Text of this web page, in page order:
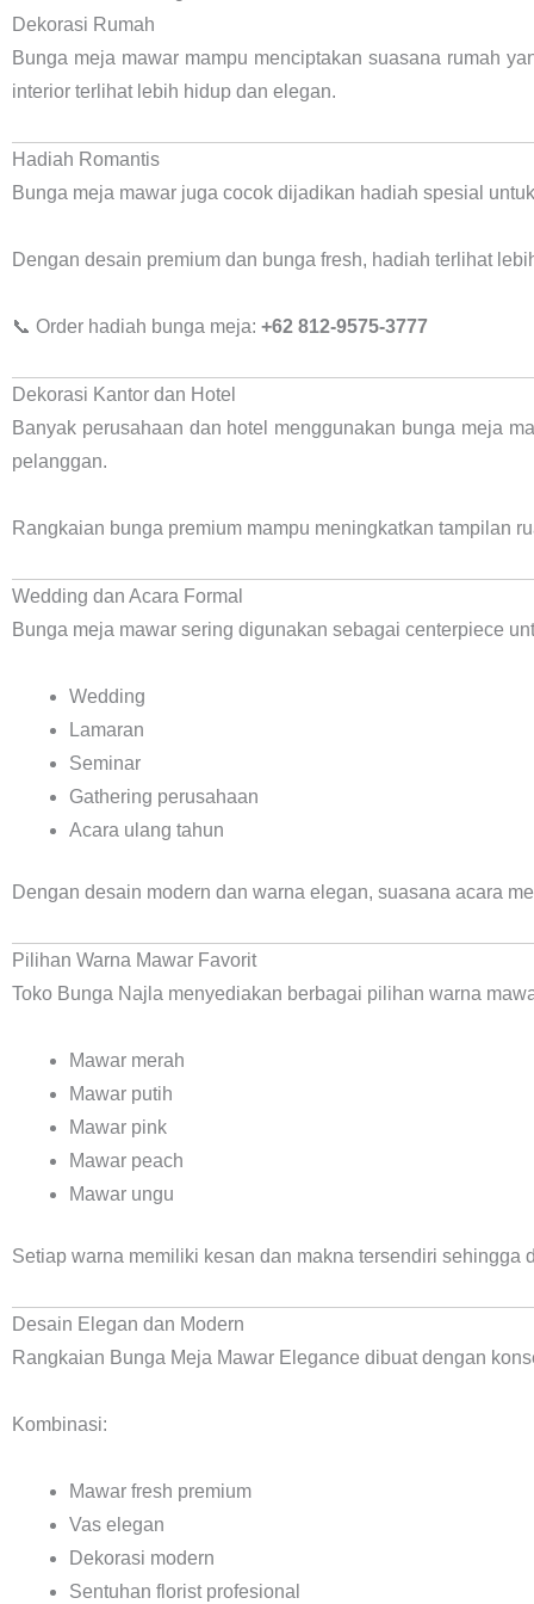
Dekorasi Rumah
Bunga meja mawar mampu menciptakan suasana rumah
interior terlihat lebih hidup dan elegan.
Hadiah Romantis
Bunga meja mawar juga cocok dijadikan hadiah spesial
Dengan desain premium dan bunga fresh, hadiah terlihat
📞 Order hadiah bunga meja: +62 812-9575-3777
Dekorasi Kantor dan Hotel
Banyak perusahaan dan hotel menggunakan bunga meja
pelanggan.
Rangkaian bunga premium mampu meningkatkan tampilan
Wedding dan Acara Formal
Bunga meja mawar sering digunakan sebagai centerpiece
Wedding
Lamaran
Seminar
Gathering perusahaan
Acara ulang tahun
Dengan desain modern dan warna elegan, suasana acara
Pilihan Warna Mawar Favorit
Toko Bunga Najla menyediakan berbagai pilihan warna
Mawar merah
Mawar putih
Mawar pink
Mawar peach
Mawar ungu
Setiap warna memiliki kesan dan makna tersendiri
Desain Elegan dan Modern
Rangkaian Bunga Meja Mawar Elegance dibuat dengan
Kombinasi:
Mawar fresh premium
Vas elegan
Dekorasi modern
Sentuhan florist profesional